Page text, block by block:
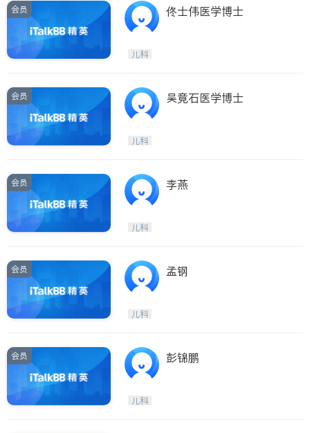
会员 佟士伟医学博士
儿科
会员 吴竟石医学博士
儿科
会员 李燕
儿科
会员 孟钢
儿科
会员 彭锦鹏
儿科